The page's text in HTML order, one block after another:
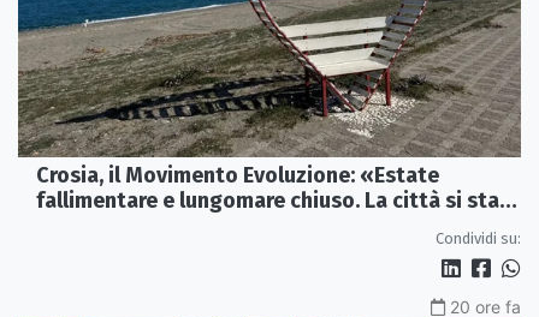
Crosia, il Movimento Evoluzione: «Estate
fallimentare e lungomare chiuso. La città si sta
Condividi su:
20 ore fa